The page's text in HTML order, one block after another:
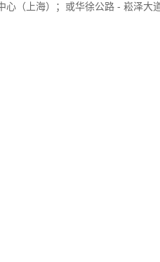
（上海）；或华徐公路 - 崧泽大